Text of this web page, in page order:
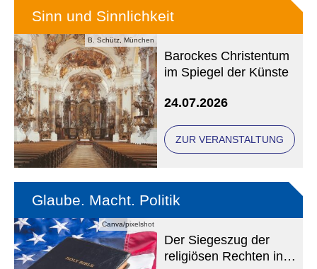
B. Schütz, München
Sinn und Sinnlichkeit
Barockes Christentum
im Spiegel der Künste
24.07.2026
ZUR VERANSTALTUNG
Canva/pixelshot
Glaube. Macht. Politik
Der Siegeszug der
religiösen Rechten in